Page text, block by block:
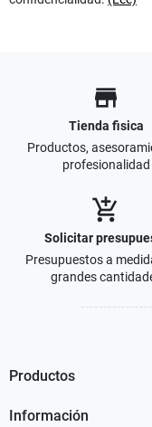
store
Tienda fisica
Productos,
profesionalidad
add_shopping_cart
Solicitar
Presupuestos a
grandes
Productos
Información